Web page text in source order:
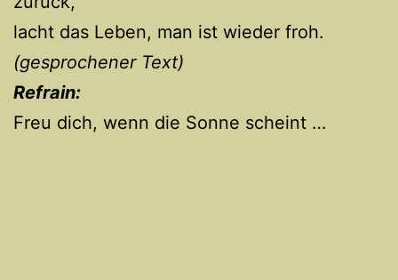
lacht das Leben, man ist wieder froh.
(gesprochener Text)
Refrain:
Freu dich, wenn die Sonne scheint …